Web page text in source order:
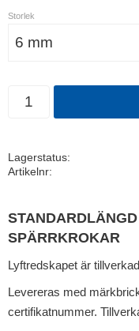
Storlek
Lagerstatus
Artikelnr
SPÄRRKROKAR
Lyftredskapet är
Levereras med
certifikatnummer.